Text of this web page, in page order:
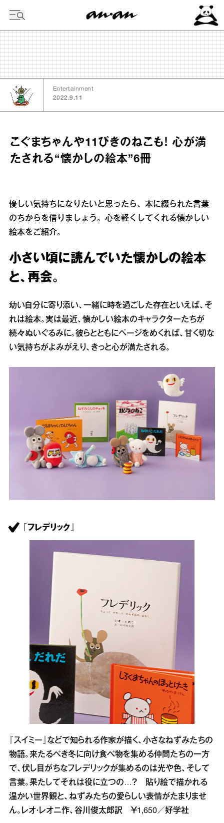
Entertainment
2022.9.11
こぐまちゃんや11ぴきのねこも！ 心が満
たされる“懐かしの絵本”6冊
優しい気持ちになりたいと思ったら、本に綴られた言葉
のちからを借りましょう。心を軽くしてくれる懐かしい
絵本をご紹介。
小さい頃に読んでいた懐かしの絵本
と、再会。
幼い自分に寄り添い、一緒に時を過ごした存在といえば、そ
れは絵本。実は最近、懐かしい絵本のキャラクターたちが
続々ぬいぐるみに。彼らとともにページをめくれば、甘く切な
い気持ちがよみがえり、きっと心が満たされる。
『フレデリック』
『スイミー』などで知られる作家が描く、小さなねずみたちの
物語。来たるべき冬に向け食べ物を集める仲間たちの一方
で、伏し目がちなフレデリックが集めるのは光や色、そして
言葉。果たしてそれは役に立つの…？ 貼り絵で描かれる
温かい世界観と、ねずみたちの愛らしい表情がたまりませ
ん。レオ・レオニ作、谷川俊太郎訳 ￥1,650／好学社